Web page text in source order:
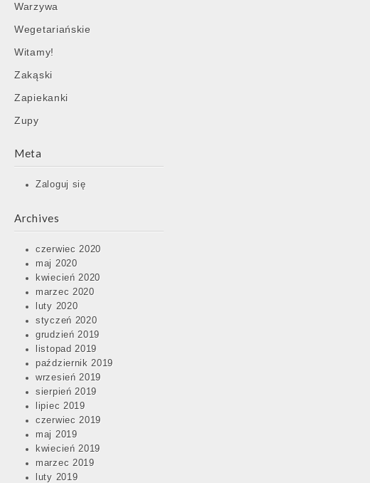
Warzywa
Wegetariańskie
Witamy!
Zakąski
Zapiekanki
Zupy
Meta
Zaloguj się
Archives
czerwiec 2020
maj 2020
kwiecień 2020
marzec 2020
luty 2020
styczeń 2020
grudzień 2019
listopad 2019
październik 2019
wrzesień 2019
sierpień 2019
lipiec 2019
czerwiec 2019
maj 2019
kwiecień 2019
marzec 2019
luty 2019